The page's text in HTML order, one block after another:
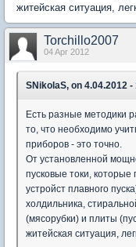
житейская ситуация,
Torchillo2007
04 Apr 2012
SNikolaS, on 4.04.2012 -
Есть разные методики
то, что необходимо
приборов - это точно.
От установленной
пусковые токи,
устройст плавного
холдильника,
(мясорубки) и плиты
житейская ситуация,